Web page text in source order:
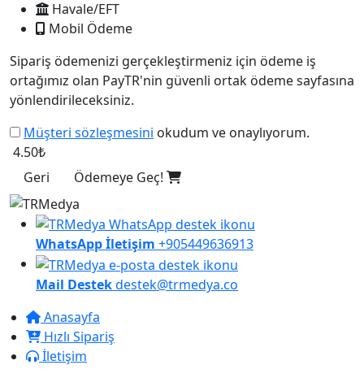
Havale/EFT
Mobil Ödeme
Sipariş ödemenizi gerçekleştirmeniz için ödeme iş
ortağımız olan PayTR'nin güvenli ortak ödeme sayfasına
yönlendirileceksiniz.
Müşteri sözleşmesini okudum ve onaylıyorum.
4.50₺
Geri
Ödemeye Geç!
WhatsApp İletişim +905449636913
Mail Destekdestek@trmedya.co
Anasayfa
Hızlı Sipariş
İletişim